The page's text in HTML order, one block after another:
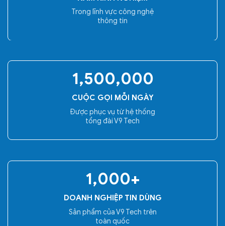
Trong lĩnh vực công nghệ
thông tin
1,500,000
CUỘC GỌI MỖI NGÀY
Được phục vụ từ hệ thống
tổng đài V9 Tech
1,000+
DOANH NGHIỆP TIN DÙNG
Sản phẩm của V9 Tech trên
toàn quốc